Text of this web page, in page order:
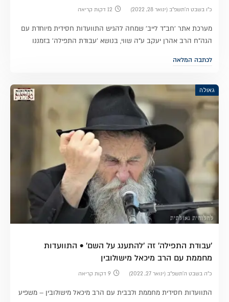
כ״ו בשבט ה׳תשפ״ב (ינואר 28, 2022) 12 דקות קריאה
מערכת אתר 'חב"ד לייב' שמחה להגיש התוועדות חסידית מיוחדת עם
הגה"ח הרב אהרן יעקב ע"ה שווי, בנושא 'עבודת התפילה' בזמננו
לכתבה המלאה
גאולה
'עבודת התפילה' זה 'להתענג על השם' • התוועדות
מחממת עם הרב מיכאל מישולובין
כ״ה בשבט ה׳תשפ״ב (ינואר 27, 2022) 9 דקות קריאה
התוועדות חסידית מחממת ולבבית עם הרב מיכאל מישולובין – משפיע